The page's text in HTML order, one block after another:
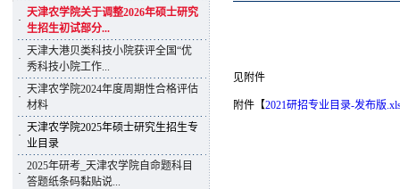
·
天津农学院关于调整2026年硕士研究
生招生初试部分...
·
天津大港贝类科技小院获评全国“优
秀科技小院工作...
·
天津农学院2024年度周期性合格评估
材料
·
天津农学院2025年硕士研究生招生专
业目录
·
2025年研考_天津农学院自命题科目
答题纸条码黏贴说...
见附件
附件【2021研招专业目录-发布版